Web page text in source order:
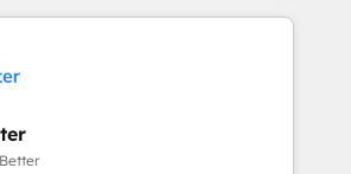
to hold Elite Partner
advantage in CRM architecture,
RP: -
- Pricing: Implementations